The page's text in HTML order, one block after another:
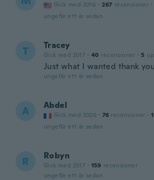
Gick med 2016 · 267 recensioner ·
ungefär ett år sedan
T Tracey
Gick med 2017 · 40 recensioner · 5
Just what I wanted thank you
ungefär ett år sedan
A Abdel
Gick med 2020 · 76 recensioner ·
ungefär ett år sedan
R Robyn
Gick med 2017 · 159 recensioner
ungefär ett år sedan